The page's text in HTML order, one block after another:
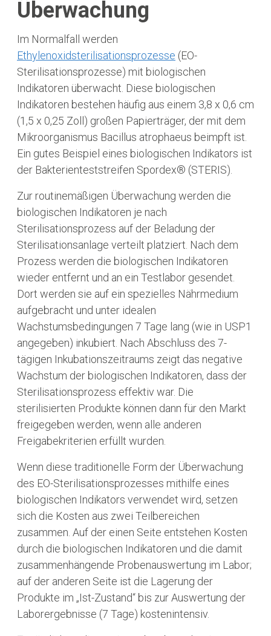
Überwachung
Im Normalfall werden
Ethylenoxidsterilisationsprozesse (EO-
Sterilisationsprozesse) mit biologischen
Indikatoren überwacht. Diese biologischen
Indikatoren bestehen häufig aus einem 3,8 x 0,6 cm
(1,5 x 0,25 Zoll) großen Papierträger, der mit dem
Mikroorganismus Bacillus atrophaeus beimpft ist.
Ein gutes Beispiel eines biologischen Indikators ist
der Bakterienteststreifen Spordex® (STERIS).
Zur routinemäßigen Überwachung werden die
biologischen Indikatoren je nach
Sterilisationsprozess auf der Beladung der
Sterilisationsanlage verteilt platziert. Nach dem
Prozess werden die biologischen Indikatoren
wieder entfernt und an ein Testlabor gesendet.
Dort werden sie auf ein spezielles Nährmedium
aufgebracht und unter idealen
Wachstumsbedingungen 7 Tage lang (wie in USP1
angegeben) inkubiert. Nach Abschluss des 7-
tägigen Inkubationszeitraums zeigt das negative
Wachstum der biologischen Indikatoren, dass der
Sterilisationsprozess effektiv war. Die
sterilisierten Produkte können dann für den Markt
freigegeben werden, wenn alle anderen
Freigabekriterien erfüllt wurden.
Wenn diese traditionelle Form der Überwachung
des EO-Sterilisationsprozesses mithilfe eines
biologischen Indikators verwendet wird, setzen
sich die Kosten aus zwei Teilbereichen
zusammen. Auf der einen Seite entstehen Kosten
durch die biologischen Indikatoren und die damit
zusammenhängende Probenauswertung im Labor;
auf der anderen Seite ist die Lagerung der
Produkte im „Ist-Zustand“ bis zur Auswertung der
Laborergebnisse (7 Tage) kostenintensiv.